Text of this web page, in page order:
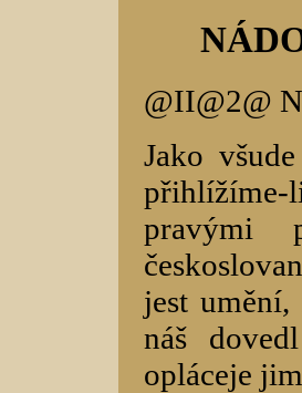
@II@2@
Jako
pravými
jest umění,
náš
opláceje